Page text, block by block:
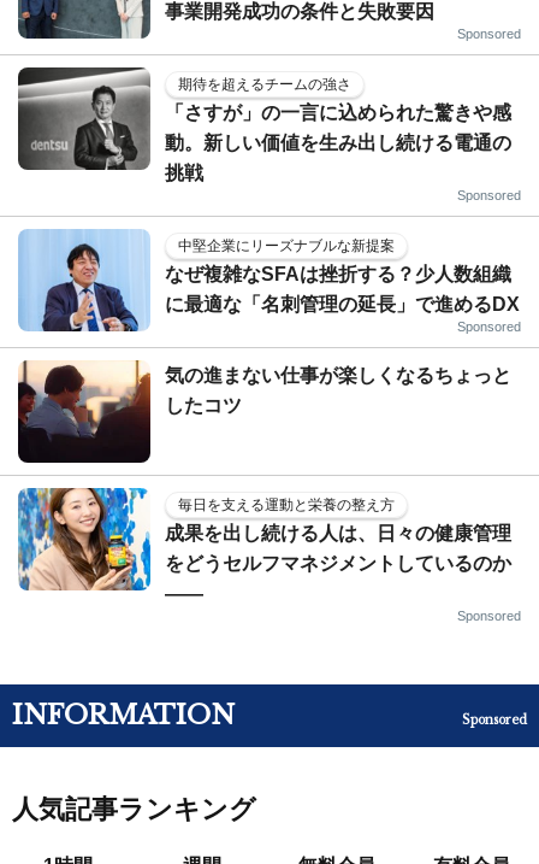
事業開発成功の条件と失敗要因
Sponsored
期待を超えるチームの強さ
「さすが」の一言に込められた驚きや感
動。新しい価値を生み出し続ける電通の
挑戦
Sponsored
中堅企業にリーズナブルな新提案
なぜ複雑なSFAは挫折する？少人数組織
に最適な「名刺管理の延長」で進めるDX
Sponsored
気の進まない仕事が楽しくなるちょっと
したコツ
毎日を支える運動と栄養の整え方
成果を出し続ける人は、日々の健康管理
をどうセルフマネジメントしているのか
——
Sponsored
INFORMATION Sponsored
人気記事ランキング